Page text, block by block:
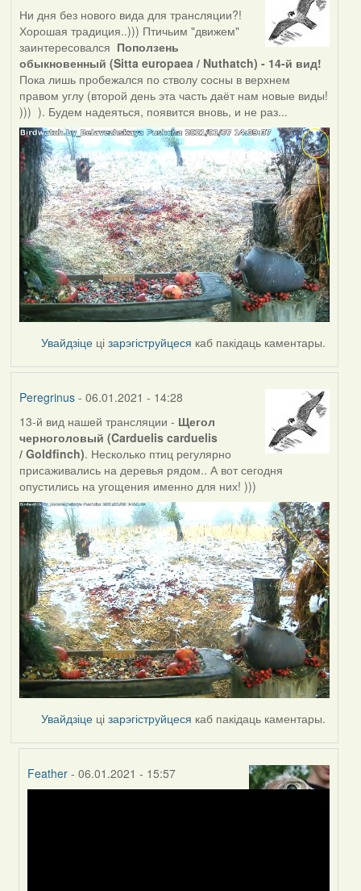
Ни дня без нового вида для трансляции?!
Хорошая традиция..))) Птичьим "движем"
заинтересовался Поползень
обыкновенный (Sitta europaea / Nuthatch) - 14-й вид!
Пока лишь пробежался по стволу сосны в верхнем
правом углу (второй день эта часть даёт нам новые виды!
))) ). Будем надеяться, появится вновь, и не раз...
Увайдзіце цізарэгіструйцеся каб пакідаць каментары.
Peregrinus- 06.01.2021 - 14:28
13-й вид нашей трансляции - Щегол
черноголовый (Carduelis carduelis
/ Goldfinch). Несколько птиц регулярно
присаживались на деревья рядом.. А вот сегодня
опустились на угощения именно для них! )))
Увайдзіце цізарэгіструйцеся каб пакідаць каментары.
Feather - 06.01.2021 - 15:57